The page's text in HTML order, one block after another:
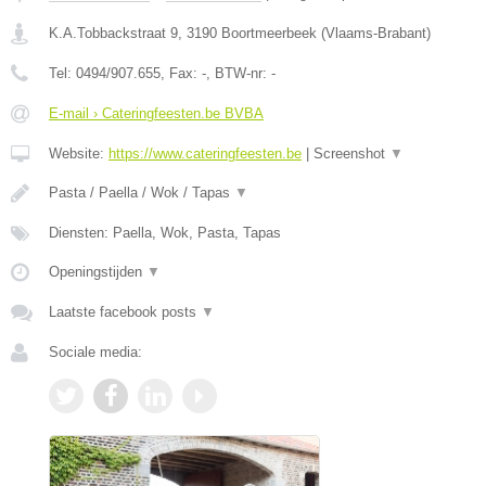
K.A.Tobbackstraat 9, 3190 Boortmeerbeek (Vlaams-Brabant)
Tel: 0494/907.655, Fax: -, BTW-nr: -
E-mail › Cateringfeesten.be BVBA
Website: https://www.cateringfeesten.be Screenshot ▼
Pasta / Paella / Wok / Tapas ▼
Diensten: Paella, Wok, Pasta, Tapas
Openingstijden ▼
Laatste facebook posts ▼
Sociale media: